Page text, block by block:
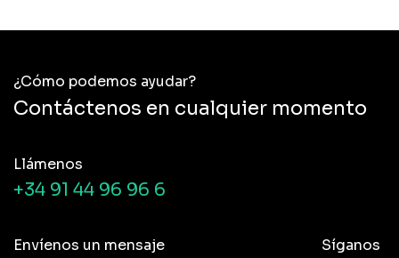
¿Cómo podemos ayudar?
Contáctenos en cualquier momento
Llámenos
+34 91 44 96 96 6
Envíenos un mensaje Síganos